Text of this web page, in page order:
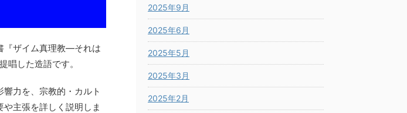
『ザイム真理教―それは
した造語です。
力を、宗教的・カルト
主張を詳しく説明しま
2025年9月
2025年6月
2025年5月
2025年3月
2025年2月